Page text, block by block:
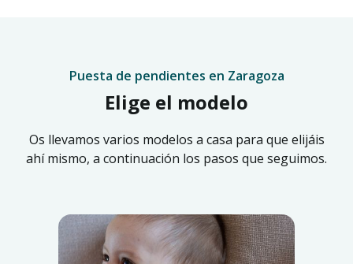
Puesta de pendientes en Zaragoza
Elige el modelo
Os llevamos varios modelos a casa para que elijáis
ahí mismo, a continuación los pasos que seguimos.